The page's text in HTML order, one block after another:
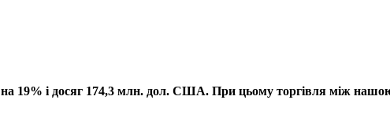
на 19% і досяг 174,3 млн. дол. США. При цьому торгівля між